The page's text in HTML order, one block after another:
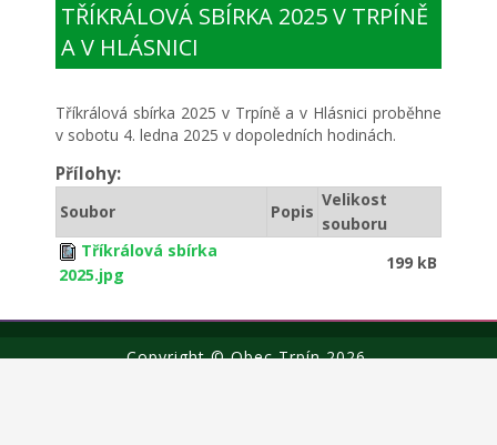
TŘÍKRÁLOVÁ SBÍRKA 2025 V TRPÍNĚ
A V HLÁSNICI
Tříkrálová sbírka 2025 v Trpíně a v Hlásnici proběhne
v sobotu 4. ledna 2025 v dopoledních hodinách.
Přílohy:
Soubor Popis
Velikost
souboru
Tříkrálová sbírka
2025.jpg
199 kB
Copyright © Obec Trpín 2026.